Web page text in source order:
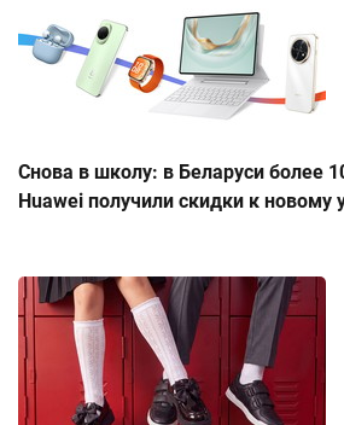
Снова в школу: в Беларуси более
Huawei получили скидки к новому